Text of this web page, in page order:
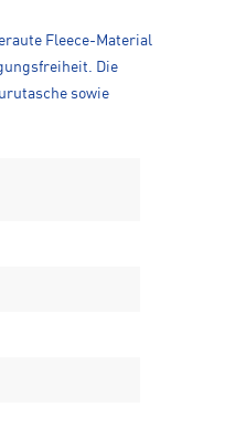
Fleece-Material
Die
sowie